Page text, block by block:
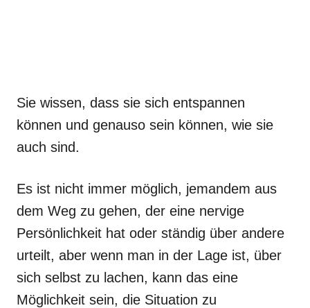
Sie wissen, dass sie sich entspannen
können und genauso sein können, wie sie
auch sind.
Es ist nicht immer möglich, jemandem aus
dem Weg zu gehen, der eine nervige
Persönlichkeit hat oder ständig über andere
urteilt, aber wenn man in der Lage ist, über
sich selbst zu lachen, kann das eine
Möglichkeit sein, die Situation zu